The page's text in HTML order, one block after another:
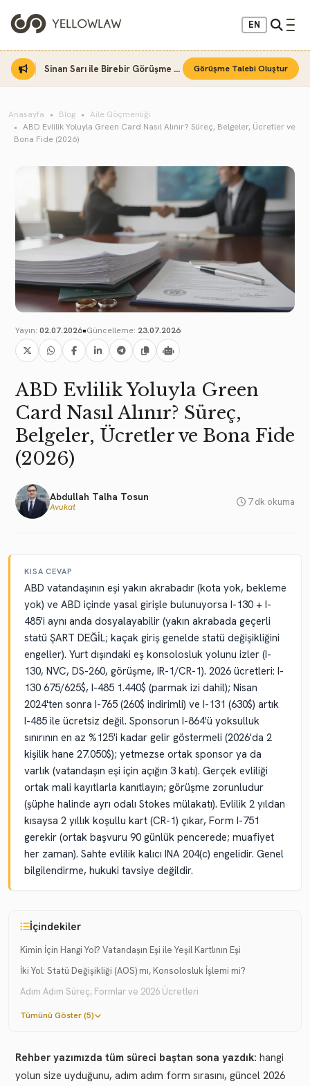
EN
Sinan Sarı ile Birebir Görüşme Fırsatı Görüşme Talebi Oluştur
Anasayfa Blog
Aile Göçmenliği
ABD Evlilik Yoluyla Green Card Nasıl Alınır? Süreç, Belgeler, Ücretler ve
Bona Fide (2026)
Yayın: 02.07.2026•Güncelleme: 23.07.2026
ABD Evlilik Yoluyla Green
Card Nasıl Alınır? Süreç,
Belgeler, Ücretler ve Bona Fide
(2026)
Abdullah Talha Tosun
Avukat 7 dk okuma
KISA CEVAP
ABD vatandaşının eşi yakın akrabadır (kota yok, bekleme
yok) ve ABD içinde yasal girişle bulunuyorsa I-130 + I-
485'i aynı anda dosyalayabilir (yakın akrabada geçerli
statü ŞART DEĞİL; kaçak giriş genelde statü değişikliğini
engeller). Yurt dışındaki eş konsolosluk yolunu izler (I-
130, NVC, DS-260, görüşme, IR-1/CR-1). 2026 ücretleri: I-
130 675/625$, I-485 1.440$ (parmak izi dahil); Nisan
2024'ten sonra I-765 (260$ indirimli) ve I-131 (630$) artık
I-485 ile ücretsiz değil. Sponsorun I-864'ü yoksulluk
sınırının en az %125'i kadar gelir göstermeli (2026'da 2
kişilik hane 27.050$); yetmezse ortak sponsor ya da
varlık (vatandaşın eşi için açığın 3 katı). Gerçek evliliği
ortak mali kayıtlarla kanıtlayın; görüşme zorunludur
(şüphe halinde ayrı odalı Stokes mülakatı). Evlilik 2 yıldan
kısaysa 2 yıllık koşullu kart (CR-1) çıkar, Form I-751
gerekir (ortak başvuru 90 günlük pencerede; muafiyet
her zaman). Sahte evlilik kalıcı INA 204(c) engelidir. Genel
bilgilendirme, hukuki tavsiye değildir.
İçindekiler
Kimin İçin Hangi Yol? Vatandaşın Eşi ile Yeşil Kartlının Eşi
İki Yol: Statü Değişikliği (AOS) mı, Konsolosluk İşlemi mi?
Adım Adım Süreç, Formlar ve 2026 Ücretleri
Tümünü Göster (5)
Rehber yazımızda tüm süreci baştan sona yazdık: hangi
yolun size uyduğunu, adım adım form sırasını, güncel 2026